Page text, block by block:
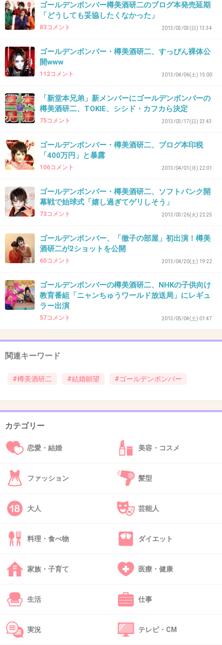
+45
26. 匿名2013/04/26(金) 04:05:09
めっちゃモテそうだけどな。
+25
27. 匿名2013/04/26(金) 04:07:58
＞子作りしエンジョイ♪
これはアウトだけどイケメン無罪を適用しよう
(笑)
24
モテるためにファッションでバンドやってる人
はそうかもしれませんが
ァンとの距離感はしっかり保ちますよ…！
真面目だった人も多い
+30 -3
29. 匿名
このひと、私生活さらけ出してる感じなのにな
んかミステリアスで惹かれるわ〜（笑）
30. 匿名
前のドラム担当だった人が白塗りしてたから自
+47
ゴールデンボンバー樽美酒研二のブログ本発売延期
「どうしても妥協したくなかった」
83コメント 2013/03/03(日) 13:34
ゴールデンボンバー・樽美酒研二、すっぴん裸体公
開www
112コメント 2013/04/06(土) 15:00
「新堂本兄弟」新メンバーにゴールデンボンバーの
樽美酒研二、TOKIE、シシド・カフカら決定
75コメント 2013/03/17(日) 23:43
ゴールデンボンバー・樽美酒研二、ブログ本印税
「400万円」と暴露
106コメント 2013/04/01(月) 22:01
ゴールデンボンバー・樽美酒研二、ソフトバンク開
幕戦で始球式「嬉し過ぎてゲリしそう」
73コメント 2013/03/26(火) 22:25
ゴールデンボンバー、「徹子の部屋」初出演！樽美
酒研二が2ショットを公開
60コメント 2013/04/20(土) 19:22
ゴールデンボンバーの樽美酒研二、NHKの子供向け
教育番組「ニャンちゅうワールド放送局」にレギュ
ラー出演
57コメント 2013/05/04(土) 01:47
関連キーワード
#樽美酒研二 #結婚願望 #ゴールデンボンバー
カテゴリー
恋愛・結婚 美容・コスメ
ファッション 髪型
大人 芸能人
料理・食べ物 ダイエット
家族・子育て 医療・健康
生活 仕事
実況 テレビ・CM